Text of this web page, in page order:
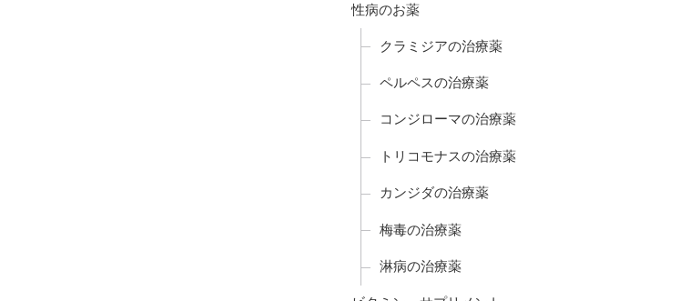
性病のお薬
クラミジアの治療薬
ペルペスの治療薬
コンジローマの治療薬
トリコモナスの治療薬
カンジダの治療薬
梅毒の治療薬
淋病の治療薬